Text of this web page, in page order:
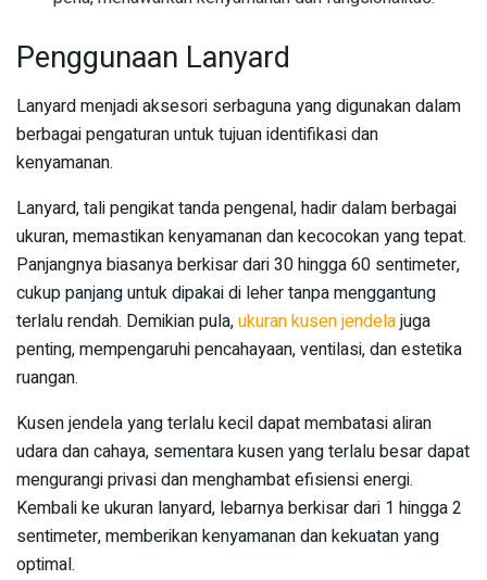
Penggunaan Lanyard
Lanyard menjadi aksesori serbaguna yang digunakan dalam
berbagai pengaturan untuk tujuan identifikasi dan
kenyamanan.
Lanyard, tali pengikat tanda pengenal, hadir dalam berbagai
ukuran, memastikan kenyamanan dan kecocokan yang tepat.
Panjangnya biasanya berkisar dari 30 hingga 60 sentimeter,
cukup panjang untuk dipakai di leher tanpa menggantung
terlalu rendah. Demikian pula,ukuran kusen jendelajuga
penting, mempengaruhi pencahayaan, ventilasi, dan estetika
ruangan.
Kusen jendela yang terlalu kecil dapat membatasi aliran
udara dan cahaya, sementara kusen yang terlalu besar dapat
mengurangi privasi dan menghambat efisiensi energi.
Kembali ke ukuran lanyard, lebarnya berkisar dari 1 hingga 2
sentimeter, memberikan kenyamanan dan kekuatan yang
optimal.